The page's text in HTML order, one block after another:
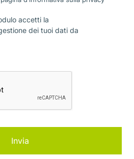
accetti la
dei tuoi dati da